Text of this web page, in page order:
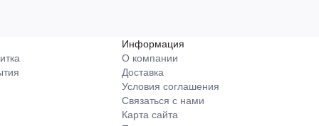
Информация
О компании
Доставка
Условия соглашения
Связаться с нами
Карта сайта